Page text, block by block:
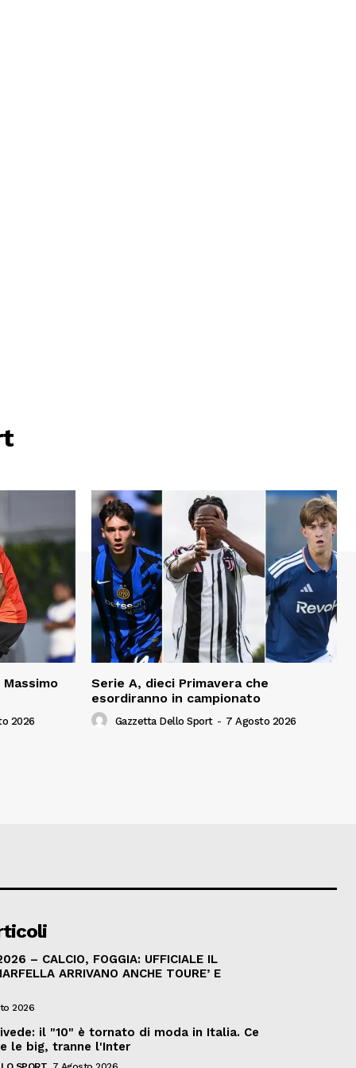
2026
Serie A, dieci Primavera che
esordiranno in campionato
Gazzetta Dello Sport - 7 Agosto 2026
– CALCIO, FOGGIA: UFFICIALE IL
ARRIVANO ANCHE TOURE’ E
2026
il "10" è tornato di moda in Italia. Ce
le big, tranne l'Inter